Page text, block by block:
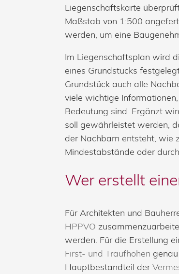
Liegenschaftskarte
Maßstab von 1:500
werden, um eine
Im Liegenschaftsplan wird
eines Grundstücks
Grundstück auch alle
viele wichtige
Bedeutung sind. Ergänzt
soll gewährleistet werden,
der Nachbarn entsteht, wie
Mindestabstände oder
Wer erstellt
Für Architekten und
HPPVO
werden. Für die Erstellung
First- und Traufhöhen
Hauptbestandteil der